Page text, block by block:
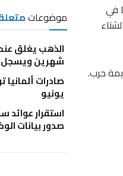
موضوعات
الذهب يغلق
شهرين
صادرات
يونيو
استقرار عوائد
صدور بيانات
في
حرب.